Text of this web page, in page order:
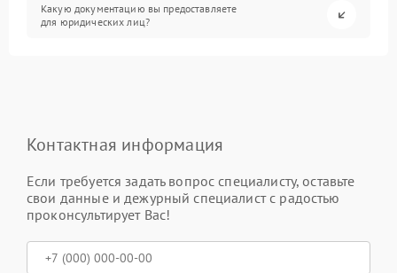
Какую документацию вы предоставляете
для юридических лиц?
Контактная информация
Если требуется задать вопрос специалисту, оставьте
свои данные и дежурный специалист с радостью
проконсультирует Вас!